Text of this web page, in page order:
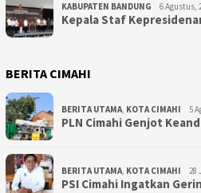
KABUPATEN BANDUNG 6 Agustus,
Kepala Staf
BERITA CIMAHI
BERITA UTAMA, KOTA CIMAHI 5
PLN Cimahi Genjot
BERITA UTAMA, KOTA CIMAHI 28
PSI Cimahi Ingatkan